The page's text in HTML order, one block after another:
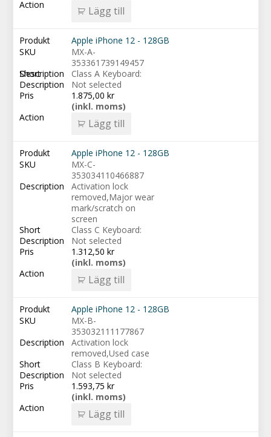
Lägg till
Apple iPhone 12 - 128GB
MX-A-
353361739149457
Class A Keyboard:
Not selected
1.875,00 kr
(inkl. moms)
Lägg till
Apple iPhone 12 - 128GB
MX-C-
353034110466887
Activation lock
removed,Major wear
mark/scratch on
screen
Class C Keyboard:
Not selected
1.312,50 kr
(inkl. moms)
Lägg till
Apple iPhone 12 - 128GB
MX-B-
353032111177867
Activation lock
removed,Used case
Class B Keyboard:
Not selected
1.593,75 kr
(inkl. moms)
Lägg till